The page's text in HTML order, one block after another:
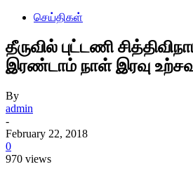
செய்திகள்
தீருவில் புட்டணி
இரண்டாம் நாள் இரவு
By
admin
-
February 22, 2018
0
970 views